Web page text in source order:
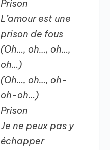
Prison
L’amour est une
prison de fous
(Oh…, oh…, oh…,
oh…)
(Oh…, oh…, oh-
oh-oh…)
Prison
Je ne peux pas y
échapper